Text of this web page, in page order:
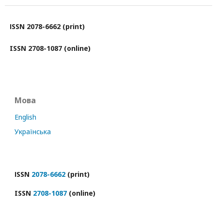
ІSSN 2078-6662 (print)
ISSN 2708-1087 (online)
Мова
English
Українська
ІSSN 2078-6662 (print)
ISSN 2708-1087 (online)